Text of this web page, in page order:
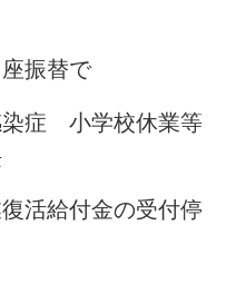
振替で
染症 小学校休業等
活給付金の受付停